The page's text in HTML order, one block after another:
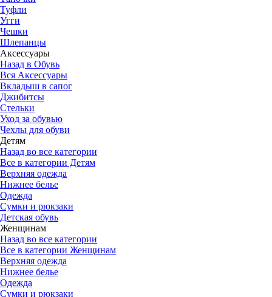
Туфли
Угги
Чешки
Шлепанцы
Аксессуары
Назад в Обувь
Вся Аксессуары
Вкладыш в сапог
Джибитсы
Стельки
Уход за обувью
Чехлы для обуви
Детям
Назад во все категории
Все в категории Детям
Верхняя одежда
Нижнее белье
Одежда
Сумки и рюкзаки
Детская обувь
Женщинам
Назад во все категории
Все в категории Женщинам
Верхняя одежда
Нижнее белье
Одежда
Сумки и рюкзаки